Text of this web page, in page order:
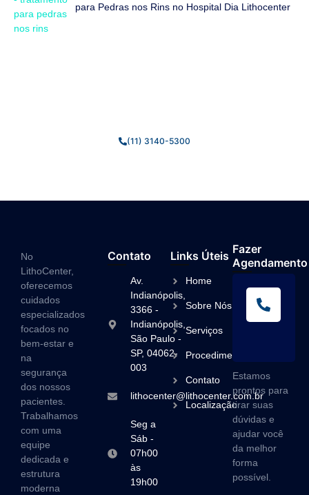
para Pedras nos Rins no Hospital Dia Lithocenter
(11) 3140-5300
No
LithoCenter,
oferecemos
cuidados
especializados
focados no
bem-estar e
na
segurança
dos nossos
pacientes.
Trabalhamos
com uma
equipe
dedicada e
estrutura
moderna
Contato
Av.
Indianópolis,
3366 -
Indianópolis,
São Paulo -
SP, 04062-
003
lithocenter@lithocenter.com.br
Seg a
Sáb -
07h00
às
19h00
Links Úteis
Home
Sobre Nós
Serviços
Procedimentos
Contato
Localização
Fazer
Agendamento
Estamos
prontos para
tirar suas
dúvidas e
ajudar você
da melhor
forma
possível.